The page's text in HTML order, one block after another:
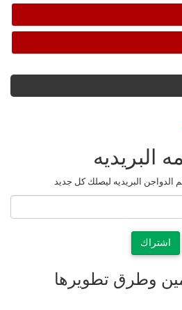
البريديه
الدواجن البريديه ليصلك كل جديد
اشتراك
وطرق تطويرها